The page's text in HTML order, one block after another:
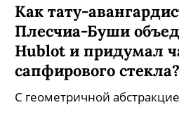
Как тату-
Плесчиа-Буши
Hublot и придумал
сапфирового стекла?
С геометричной